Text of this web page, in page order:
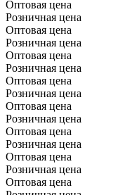
Оптовая цена
Розничная цена
Оптовая цена
Розничная цена
Оптовая цена
Розничная цена
Оптовая цена
Розничная цена
Оптовая цена
Розничная цена
Оптовая цена
Розничная цена
Оптовая цена
Розничная цена
Оптовая цена